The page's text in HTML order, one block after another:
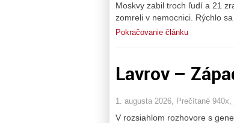
Moskvy zabil troch ľudí a 21
zomreli v nemocnici. Rýchlo
Pokračovanie článku
Lavrov –
1. augusta 2026, Prečítané 940x,
V rozsiahlom rozhovore s